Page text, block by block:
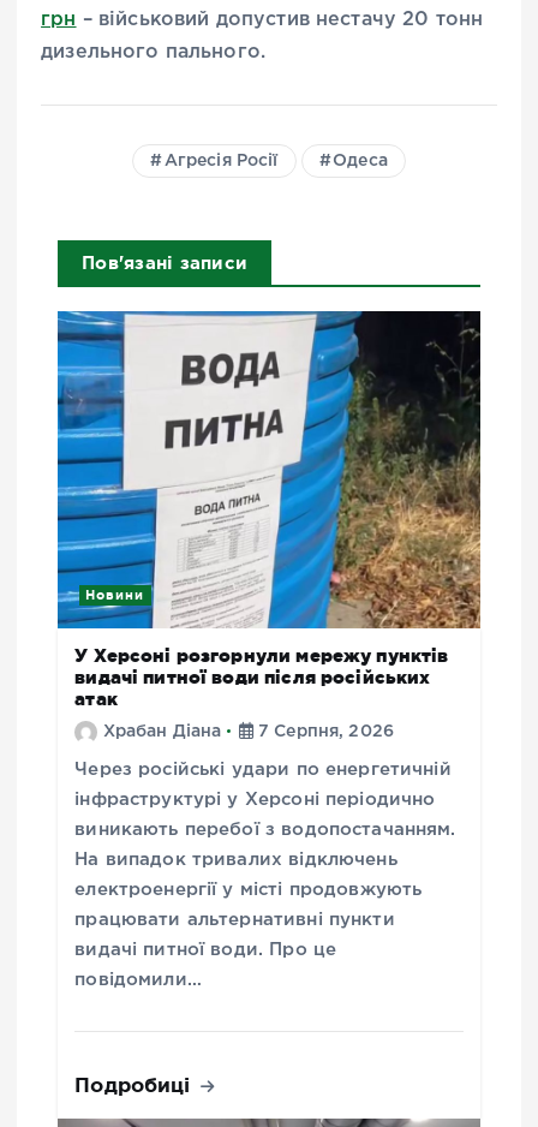
грн – військовий допустив нестачу 20 тонн
дизельного пального.
Агресія Росії Одеса
Пов'язані записи
Новини
У Херсоні розгорнули мережу пунктів
видачі питної води після російських
атак
Храбан Діана 7 Серпня, 2026
Через російські удари по енергетичній
інфраструктурі у Херсоні періодично
виникають перебої з водопостачанням.
На випадок тривалих відключень
електроенергії у місті продовжують
працювати альтернативні пункти
видачі питної води. Про це
повідомили…
Подробиці